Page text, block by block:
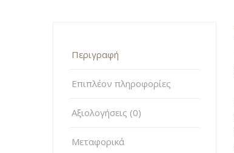
Περιγραφή
Επιπλέον πληροφορίες
Αξιολογήσεις (0)
Μεταφορικά